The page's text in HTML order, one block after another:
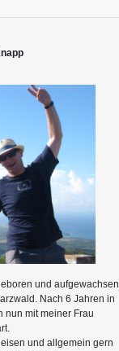
und aufgewachsen
Nach 6 Jahren in
nun mit meiner Frau
und allgemein gern